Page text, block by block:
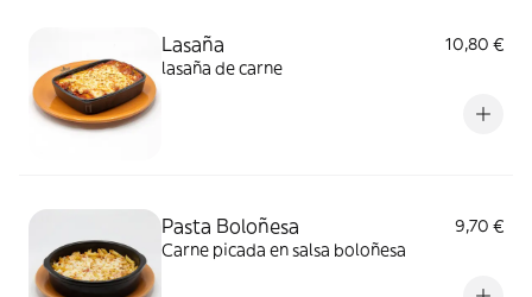
Lasaña
10,80 €
lasaña de carne
Pasta Boloñesa
9,70 €
Carne picada en salsa boloñesa